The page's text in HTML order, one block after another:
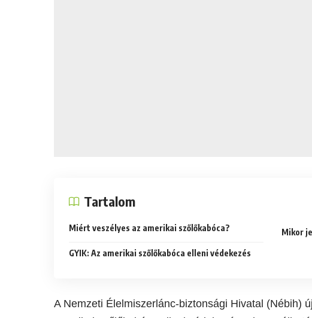
Tartalom
Miért veszélyes az amerikai szőlőkabóca? Mikor
GYIK: Az amerikai szőlőkabóca elleni védekezés
A Nemzeti Élelmiszerlánc-biztonsági Hivatal (Nébih)